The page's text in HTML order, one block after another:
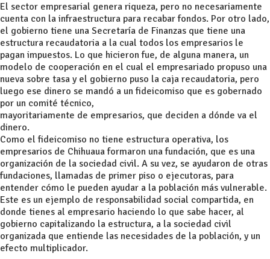
El sector empresarial genera riqueza, pero no necesariamente
cuenta con la infraestructura para recabar fondos. Por otro lado,
el gobierno tiene una Secretaría de Finanzas que tiene una
estructura recaudatoria a la cual todos los empresarios le
pagan impuestos. Lo que hicieron fue, de alguna manera, un
modelo de cooperación en el cual el empresariado propuso una
nueva sobre tasa y el gobierno puso la caja recaudatoria, pero
luego ese dinero se mandó a un fideicomiso que es gobernado
por un comité técnico,
mayoritariamente de empresarios, que deciden a dónde va el
dinero.
Como el fideicomiso no tiene estructura operativa, los
empresarios de Chihuaua formaron una fundación, que es una
organización de la sociedad civil. A su vez, se ayudaron de otras
fundaciones, llamadas de primer piso o ejecutoras, para
entender cómo le pueden ayudar a la población más vulnerable.
Este es un ejemplo de responsabilidad social compartida, en
donde tienes al empresario haciendo lo que sabe hacer, al
gobierno capitalizando la estructura, a la sociedad civil
organizada que entiende las necesidades de la población, y un
efecto multiplicador.